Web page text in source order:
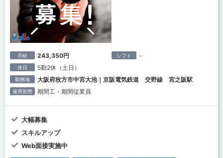
月給 243,350円 シフト -
休日 5勤2休（土日）
勤務地 大阪府枚方市中宮大池｜京阪電気鉄道 交野線 宮之阪駅
雇用形態 期間工・期間従業員
大幅募集
スキルアップ
Web面接実施中